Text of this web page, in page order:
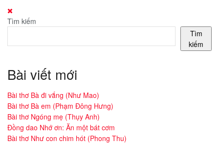
Tìm kiếm
Tìm
kiếm
Bài viết mới
Bài thơ Bà đi vắng (Như Mao)
Bài thơ Bà em (Phạm Đông Hưng)
Bài thơ Ngóng mẹ (Thụy Anh)
Đồng dao Nhớ ơn: Ăn một bát cơm
Bài thơ Như con chim hót (Phong Thu)